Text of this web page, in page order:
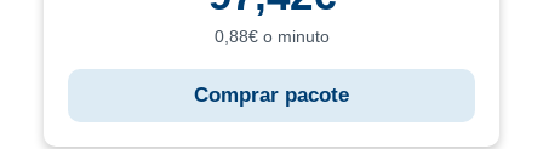
0,88€ o minuto
Comprar pacote